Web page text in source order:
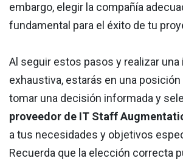
embargo, elegir la compañía
fundamental para el éxito de tu
Al seguir estos pasos y realizar
exhaustiva, estarás en una posición
tomar una decisión informada y
proveedor de IT Staff
a tus necesidades y objetivos
Recuerda que la elección correcta